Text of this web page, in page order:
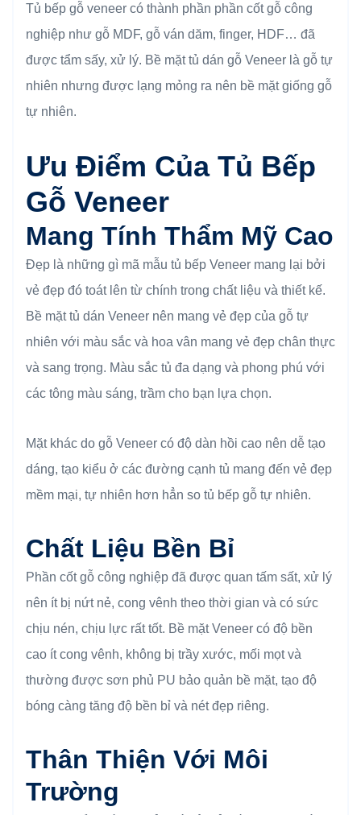
Tủ bếp gỗ veneer có thành phần phần cốt gỗ công
nghiệp như gỗ MDF, gỗ ván dăm, finger, HDF… đã
được tẩm sấy, xử lý. Bề mặt tủ dán gỗ Veneer là gỗ tự
nhiên nhưng được lạng mỏng ra nên bề mặt giống gỗ
tự nhiên.
Ưu Điểm Của Tủ Bếp
Gỗ Veneer
Mang Tính Thẩm Mỹ Cao
Đẹp là những gì mã mẫu tủ bếp Veneer mang lại bởi
vẻ đẹp đó toát lên từ chính trong chất liệu và thiết kế.
Bề mặt tủ dán Veneer nên mang vẻ đẹp của gỗ tự
nhiên với màu sắc và hoa vân mang vẻ đẹp chân thực
và sang trọng. Màu sắc tủ đa dạng và phong phú với
các tông màu sáng, trầm cho bạn lựa chọn.
Mặt khác do gỗ Veneer có độ dàn hồi cao nên dễ tạo
dáng, tạo kiểu ở các đường cạnh tủ mang đến vẻ đẹp
mềm mại, tự nhiên hơn hẳn so tủ bếp gỗ tự nhiên.
Chất Liệu Bền Bỉ
Phần cốt gỗ công nghiệp đã được quan tấm sất, xử lý
nên ít bị nứt nẻ, cong vênh theo thời gian và có sức
chịu nén, chịu lực rất tốt. Bề mặt Veneer có độ bền
cao ít cong vênh, không bị trầy xước, mối mọt và
thường được sơn phủ PU bảo quản bề mặt, tạo độ
bóng càng tăng độ bền bỉ và nét đẹp riêng.
Thân Thiện Với Môi
Trường